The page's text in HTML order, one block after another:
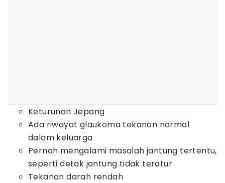
Keturunan Jepang
Ada riwayat glaukoma tekanan normal
dalam keluarga
Pernah mengalami masalah jantung tertentu,
seperti detak jantung tidak teratur
Tekanan darah rendah